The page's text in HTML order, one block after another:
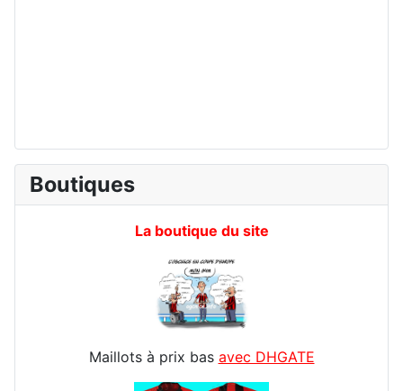
Boutiques
La boutique du site
Maillots à prix bas avec DHGATE